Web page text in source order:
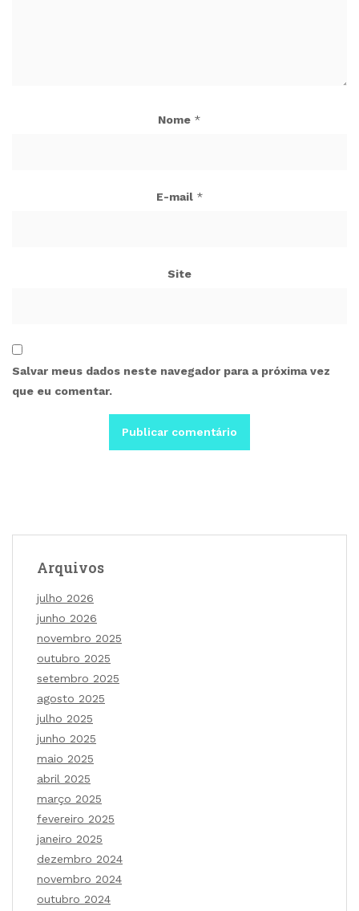
Nome *
E-mail *
Site
Salvar meus dados neste navegador para a próxima vez
que eu comentar.
Arquivos
julho 2026
junho 2026
novembro 2025
outubro 2025
setembro 2025
agosto 2025
julho 2025
junho 2025
maio 2025
abril 2025
março 2025
fevereiro 2025
janeiro 2025
dezembro 2024
novembro 2024
outubro 2024